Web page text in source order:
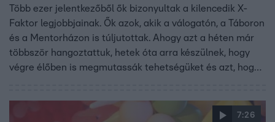
Több ezer jelentkezőből ők bizonyultak a kilencedik X-
Faktor legjobbjainak. Ők azok, akik a válogatón, a Táboron
és a Mentorházon is túljutottak. Ahogy azt a héten már
többször hangoztattuk, hetek óta arra készülnek, hogy
végre élőben is megmutassák tehetségüket és azt, hogy
7:26